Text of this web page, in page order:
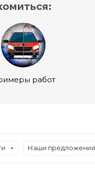
работ
Наши предложения